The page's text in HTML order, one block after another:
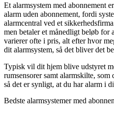
Et alarmsystem med abonnement
alarm uden abonnement, fordi
alarmcentral ved et
men betaler et månedligt beløb for
varierer ofte i pris, alt efter hvor
dit alarmsystem, så det bliver det
Typisk vil dit hjem blive udstyret
rumsensorer samt alarmskilte,
så det er synligt, at du har alarm i
Bedste alarmsystemer med